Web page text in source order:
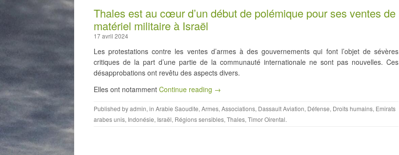
Thales est au cœur d’un début de polémique pour ses ventes de
matériel militaire à Israël
17 avril 2024
Les protestations contre les ventes d’armes à des gouvernements qui font l’objet de sévères
critiques de la part d’une partie de la communauté internationale ne sont pas nouvelles. Ces
désapprobations ont revêtu des aspects divers.
Elles ont notamment Continue reading →
Published byadmin, in Arabie Saoudite, Armes, Associations, Dassault Aviation, Défense, Droits humains, Emirats
arabes unis, Indonésie, Israël, Régions sensibles, Thales, Timor Oirental.